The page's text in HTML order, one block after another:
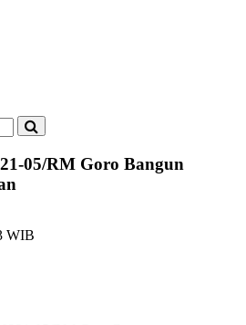
05/RM Goro Bangun
WIB